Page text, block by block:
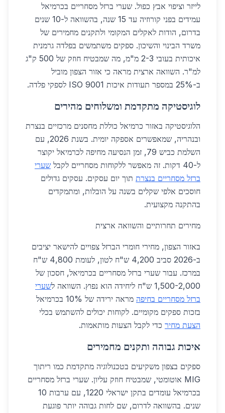
לייזר וציפוי אבץ כפול. שערי ברזל מסחריים בכרמיאל
עמידים בפני קורוזיה עד 15 שנה, בהשוואה ל-10 שנים
בדרום, הודות לאקלים המקומי ולתקנים מחמירים של
משרד הבינוי והשיכון. ספקים משתמשים בפלדה גרמנית
איכותית בעובי 2-3 מ"מ, מה שמבטיח חוזק של 500 ק"ג
למ"ר. השוואה ארצית מראה כי אזור הצפון מוביל
ב-25% במספר תעודות איכות ISO 9001 לספקי פלדה.
לוגיסטיקה מתקדמת ומשלוחים מהירים
הלוגיסטיקה באזור כרמיאל כוללת מחסנים מרכזיים בנצרת
ובנהריה, שמאפשרים אספקה יומית. בשנת 2026, עם
השלמת כביש 79, זמן הנסיעה מחיפה לכרמיאל יקוצר
ל-40 דקות. זה מאפשר ללקוחות מסחריים לקבל
שערי
ברזל מסחריים בנצרת תוך יום עסקים. עסקים גדולים
חוסכים אלפי שקלים בשנה על הובלות, ומתמקדים
בהתקנה מקצועית.
מחירים תחרותיים והשוואה ארצית
באזור הצפון, מחירי חומרי הברזל צפויים להישאר יציבים
ב-2026 סביב 4,200 ש"ח לטון, לעומת 4,800 ש"ח
במרכז. עבור שערי ברזל מסחריים בכרמיאל, חסכון של
1,500-2,000 ש"ח ליחידה הוא נפוץ. השוואה ל
שערי
ברזל מסחריים בחיפה
מראה ירידה של 10% בכרמיאל
בזכות ספקים מקומיים. לקוחות יכולים להשתמש בכלי
הצעת מחיר כדי לקבל הצעות מותאמות.
איכות גבוהה ותקנים מחמירים
ספקים בצפון משקיעים בטכנולוגיה מתקדמת כמו ריתוך
MIG אוטומטי, שמבטיח חוזק עליון. שערי ברזל מסחריים
בכרמיאל עומדים בתקן ישראלי 1220, עם ערבות 10
שנים. בהשוואה לדרום, שם לחות גבוהה יותר פוגעת